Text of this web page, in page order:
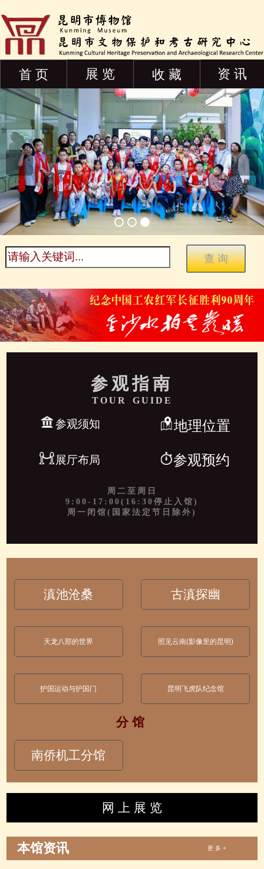
首 页 展 览 收 藏 资 讯
参观指南
TOUR GUIDE
参观须知 地理位置
展厅布局 参观预约
周二至周日
9:00-17:00(16:30停止入馆)
周一闭馆(国家法定节日除外)
滇池沧桑 古滇探幽
天龙八部的世界 照见云南(影像里的昆明)
护国运动与护国门 昆明飞虎队纪念馆
分 馆
南侨机工分馆
网 上 展 览
本馆资讯 更 多 +